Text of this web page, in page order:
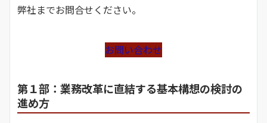
弊社までお問合せください。
お問い合わせ
第１部：業務改革に直結する基本構想の検討の
進め方